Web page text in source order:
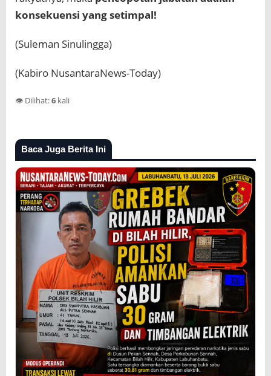
konsekuensi yang setimpal!
(Suleman Sinulingga)
(Kabiro NusantaraNews-Today)
👁️ Dilihat:6 kali
Baca Juga Berita Ini